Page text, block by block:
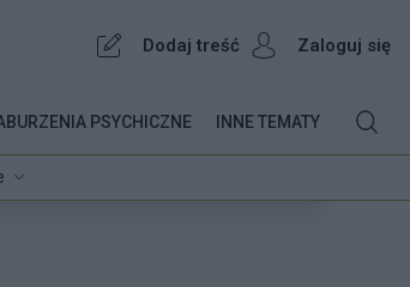
Dodaj treść Zaloguj się
PSYCHICZNE INNE TEMATY